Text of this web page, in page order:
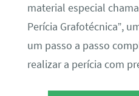
material especial
Perícia Grafotécnica”,
um passo a passo
realizar a perícia com